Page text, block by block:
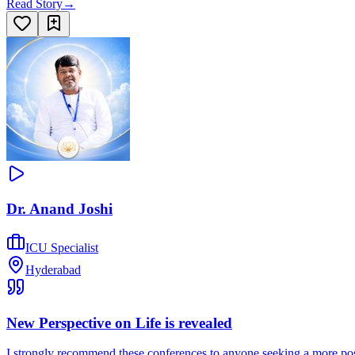
Read Story→
Dr. Anand Joshi
ICU Specialist
Hyderabad
New Perspective on Life is revealed